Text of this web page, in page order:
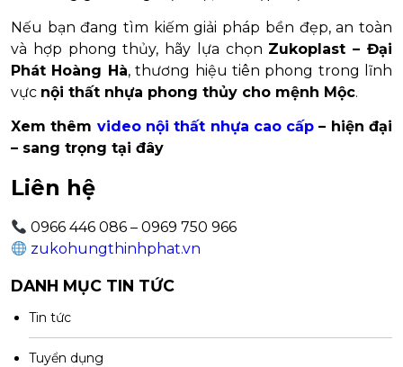
Nếu bạn đang tìm kiếm giải pháp bền đẹp, an toàn
và hợp phong thủy, hãy lựa chọn Zukoplast – Đại
Phát Hoàng Hà, thương hiệu tiên phong trong lĩnh
vực nội thất nhựa phong thủy cho mệnh Mộc.
Xem thêm video nội thất nhựa cao cấp – hiện đại
– sang trọng tại đây
Liên hệ
0966 446 086 – 0969 750 966
zukohungthinhphat.vn
DANH MỤC TIN TỨC
Tin tức
Tuyển dụng